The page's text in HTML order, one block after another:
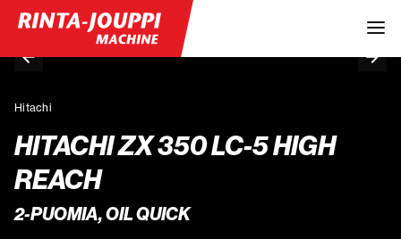
Hitachi
HITACHI ZX 350 LC-5 HIGH
REACH
2-PUOMIA, OIL QUICK